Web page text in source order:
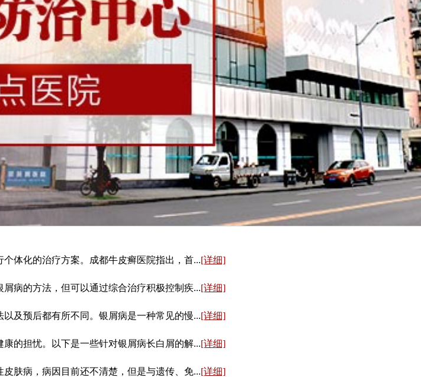
体化的治疗方案。成都牛皮癣医院指出，首...[详细]
病的方法，但可以通过综合治疗积极控制疾...[详细]
及预后都有所不同。银屑病是一种常见的慢...[详细]
的担忧。以下是一些针对银屑病长白屑的解...[详细]
肤病，病因目前还不清楚，但是与遗传、免...[详细]